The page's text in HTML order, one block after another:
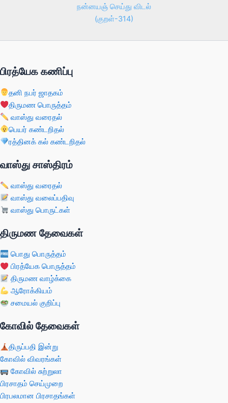
நன்னயஞ் செய்து விடல்
(குறள்-314)
பிரத்யேக கணிப்பு
தனி நபர் ஜாதகம்
திருமண பொருத்தம்
வாஸ்து வரைதல்
பெயர் கண்டறிதல்
ரத்தினக் கல் கண்டறிதல்
வாஸ்து சாஸ்திரம்
வாஸ்து வரைதல்
வாஸ்து வலைப்பதிவு
வாஸ்து பொருட்கள்
திருமண தேவைகள்
பொது பொருத்தம்
பிரத்யேக பொருத்தம்
திருமண வாழ்க்கை
ஆரோக்கியம்
சமையல் குறிப்பு
கோவில் தேவைகள்
திருப்பதி இன்று
கோவில் விவரங்கள்
கோவில் சுற்றுலா
பிரசாதம் செய்முறை
பிரபலமான பிரசாதங்கள்